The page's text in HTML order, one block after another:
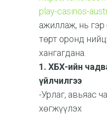
play-casinos-
ажиллаж, нь гэр
төрт оронд
хангагдана.
1. ХБХ-ийн
үйлчилгээ
-Урлаг, авьяас
хөгжүүлэх